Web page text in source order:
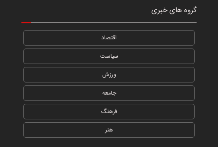
گروه های خبری
اقتصاد
سیاست
ورزش
جامعه
فرهنگ
هنر